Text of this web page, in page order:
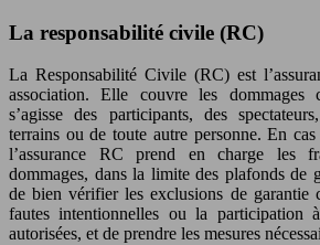
La responsabilité civile (RC)
La Responsabilité Civile (RC) est
association. Elle couvre les dommages
s’agisse des participants, des
terrains ou de toute autre personne. En
l’assurance RC prend en charge les
dommages, dans la limite des plafonds de
de bien vérifier les exclusions de garantie
fautes intentionnelles ou la participation
autorisées, et de prendre les mesures